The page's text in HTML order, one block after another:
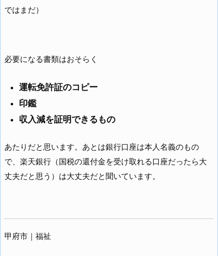
ではまだ）
必要になる書類はおそらく
運転免許証のコピー
印鑑
収入減を証明できるもの
あたりだと思います。あとは銀行口座は本人名義のもの
で、楽天銀行（国税の還付金を受け取れる口座だったら大
丈夫だと思う）は大丈夫だと聞いています。
甲府市｜福祉